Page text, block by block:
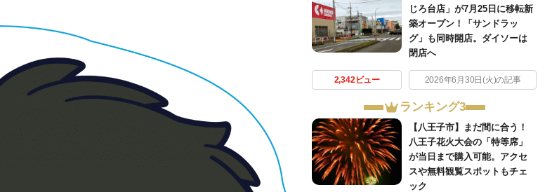
じろ台店」が7月25日に移転新
築オープン！「サンドラッ
グ」も同時開店。ダイソーは
閉店へ
2,342ビュー 2026年6月30日(火)の記事
ランキング3
【八王子市】まだ間に合う！
八王子花火大会の「特等席」
が当日まで購入可能。アクセ
スや無料観覧スポットもチェ
ック